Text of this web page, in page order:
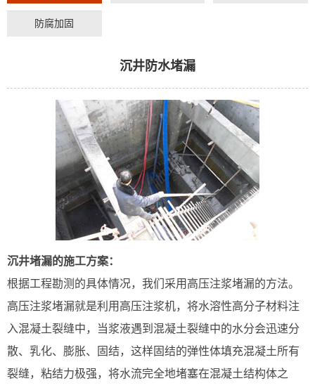
防腐加固
沉井防水堵漏
沉井堵漏的施工方案：
根据工程勘测的具体情况，我们采用高压注浆堵漏的方法。
高压注浆堵漏就是利用高压注浆机，将水溶性高分子材料注
入混凝土裂缝中，当浆液遇到混凝土裂缝中的水分会迅速分
散、乳化、膨胀、固结，这样固结的弹性体填充混凝土所有
裂缝，粘结力极强，将水流完全地堵塞在混凝土结构体之